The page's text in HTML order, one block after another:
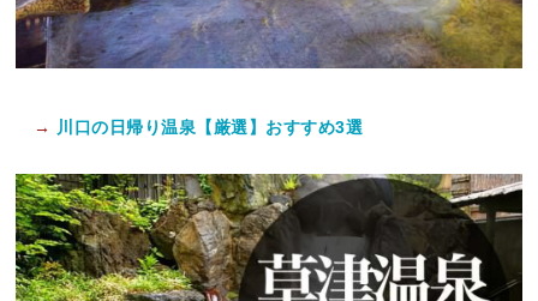
→ 川口の日帰り温泉【厳選】おすすめ3選